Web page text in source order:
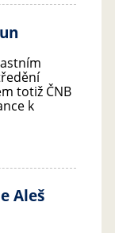
totiž ČNB
k
Aleš